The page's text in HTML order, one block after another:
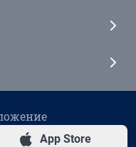
App Store